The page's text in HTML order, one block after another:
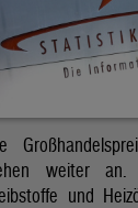
weiter an.
und